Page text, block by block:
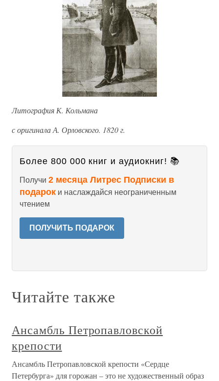
Литография К. Кольмана
с оригинала А. Орловского. 1820 г.
Более 800 000 книг и аудиокниг! 📚
Получи 2 месяца Литрес Подписки в
подарок и наслаждайся неограниченным
чтением
ПОЛУЧИТЬ ПОДАРОК
Читайте также
Ансамбль Петропавловской
крепости
Ансамбль Петропавловской крепости «Сердце
Петербурга» для горожан – это не художественный образ